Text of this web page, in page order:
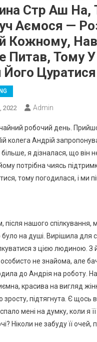
Стр Аш На,
Аємося —
Кожному,
Питав, Тому У
Його Цуратися
2022 Admin
робочий день.
колега Андрій
я дізналася, що він
потрібна чиясь
тому погодилася, і ми
після нашого спілкування,
на душі. Вирішила для
з цією людиною.
не знайома, але
до Андрія на роботу.
красива на вигляд
зросту, підтягнута. Є щось в
мені на думку, коли я
Ніколи не забуду її очей,